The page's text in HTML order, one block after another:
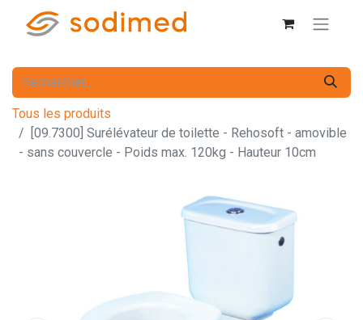
Tous les produits
[09.7300] Surélévateur de toilette - Rehosoft - amovible
- sans couvercle - Poids max. 120kg - Hauteur 10cm